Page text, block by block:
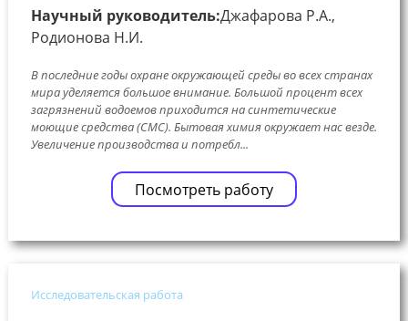
Научный руководитель:Джафарова Р.А.,
Родионова Н.И.
В последние годы охране окружающей среды во всех странах
мира уделяется большое внимание. Большой процент всех
загрязнений водоемов приходится на синтетические
моющие средства (СМС). Бытовая химия окружает нас везде.
Увеличение производства и потребл...
Посмотреть работу
Исследовательская работа